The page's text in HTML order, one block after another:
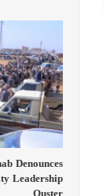
Denounces
Leadership